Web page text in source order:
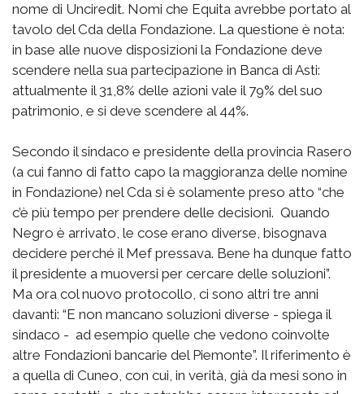
nome di Unciredit. Nomi che Equita avrebbe portato al
tavolo del Cda della Fondazione. La questione è nota:
in base alle nuove disposizioni la Fondazione deve
scendere nella sua partecipazione in Banca di Asti:
attualmente il 31,8% delle azioni vale il 79% del suo
patrimonio, e si deve scendere al 44%.
Secondo il sindaco e presidente della provincia Rasero
(a cui fanno di fatto capo la maggioranza delle nomine
in Fondazione) nel Cda si è solamente preso atto “che
c’è più tempo per prendere delle decisioni. Quando
Negro è arrivato, le cose erano diverse, bisognava
decidere perché il Mef pressava. Bene ha dunque fatto
il presidente a muoversi per cercare delle soluzioni”.
Ma ora col nuovo protocollo, ci sono altri tre anni
davanti: “E non mancano soluzioni diverse - spiega il
sindaco - ad esempio quelle che vedono coinvolte
altre Fondazioni bancarie del Piemonte”. Il riferimento è
a quella di Cuneo, con cui, in verità, già da mesi sono in